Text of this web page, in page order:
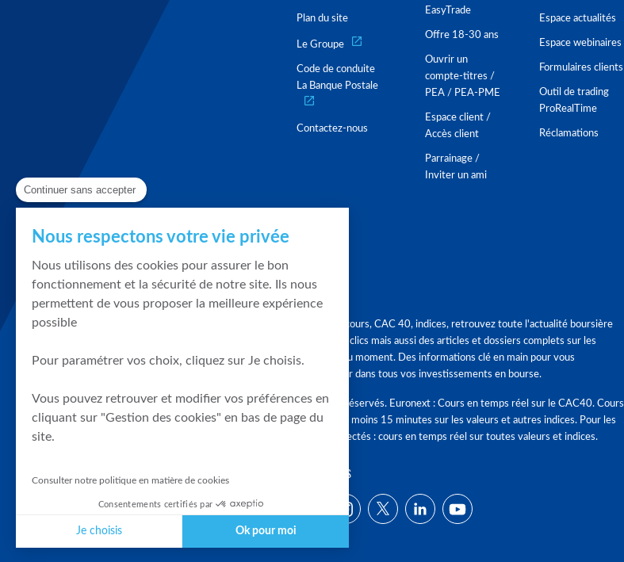
Plan du site
Le Groupe
Code de conduite
La Banque Postale
Contactez-nous
EasyTrade
Offre 18-30 ans
Ouvrir un
compte-titres /
PEA / PEA-PME
Espace client /
Accès client
Parrainage /
Inviter un ami
Espace actualités
Espace webinaires
Formulaires clients
Outil de trading
ProRealTime
Réclamations
Graphique, cours, CAC 40, indices, retrouvez toute l'actualité boursière
en quelques clics mais aussi des articles et dossiers complets sur les
tendances du moment. Des informations clé en main pour vous
accompagner dans tous vos investissements en bourse.
Tous droits réservés. Euronext : Cours en temps réel sur le CAC40. Cours
différés d'au moins 15 minutes sur les valeurs et autres indices. Pour les
clients connectés : cours en temps réel sur toutes valeurs et indices.
SUIVEZ-NOUS
Continuer sans accepter
Nous respectons votre vie privée
Nous utilisons des cookies pour assurer le bon
fonctionnement et la sécurité de notre site. Ils nous
permettent de vous proposer la meilleure expérience
possible
Pour paramétrer vos choix, cliquez sur Je choisis.
Vous pouvez retrouver et modifier vos préférences en
cliquant sur "Gestion des cookies" en bas de page du
site.
Consulter notre politique en matière de cookies
Consentements certifiés par
Je choisis Ok pour moi